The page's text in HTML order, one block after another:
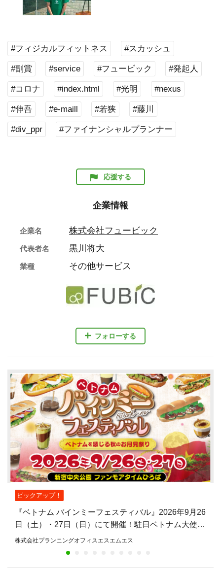
#フィジカルフィットネス #スカッシュ
#副賞 #service #フュービック #発起人
#コロナ #index.html #光明 #nexus
#伸吾 #e-maill #若狭 #藤川
#div_ppr #ファイナンシャルプランナー
応援する
企業情報
フォローする
企業名 株式会社フュービック
代表者名 黒川将大
業種 その他サービス
ピックアップ！
『ベトナム バインミーフェスティバル』2026年9月26
日（土）・27日（日）にて開催！駐日ベトナム大使館
公認、バインミーを主役とした日本初のフェスティバ
株式会社プランニングオフィスエスエムエス